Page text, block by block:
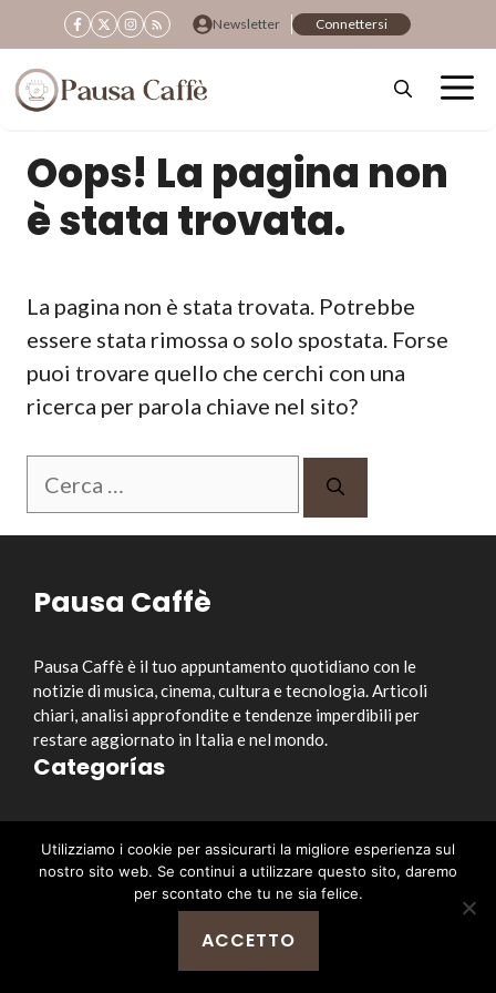
al
contenuto
Newsletter Connettersi
Oops! La pagina non
è stata trovata.
La pagina non è stata trovata. Potrebbe
essere stata rimossa o solo spostata. Forse
puoi trovare quello che cerchi con una
ricerca per parola chiave nel sito?
Ricerca
Pausa Caffè
Pausa Caffè è il tuo appuntamento quotidiano con le
notizie di musica, cinema, cultura e tecnologia. Articoli
chiari, analisi approfondite e tendenze imperdibili per
restare aggiornato in Italia e nel mondo.
Categorías
Musica
Cinema e Serie TV
Style&Culture
Enlaces útiles
Utilizziamo i cookie per assicurarti la migliore esperienza sul
nostro sito web. Se continui a utilizzare questo sito, daremo
per scontato che tu ne sia felice.
ACCETTO